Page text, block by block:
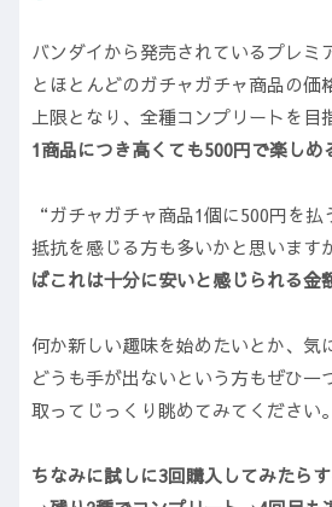
バンダイから発売されているプレミ
とほとんどのガチャガチャ商品の価
上限となり、全種コンプリートを目
1商品につき高くても500円で楽しめ
“ガチャガチャ商品1個に500円を
抵抗を感じる方も多いかと思います
ばこれは十分に安いと感じられる金
何か新しい趣味を始めたいとか、気
どうも手が出ないという方もぜひ一
取ってじっくり眺めてみてください。
ちなみに試しに3回購入してみたら